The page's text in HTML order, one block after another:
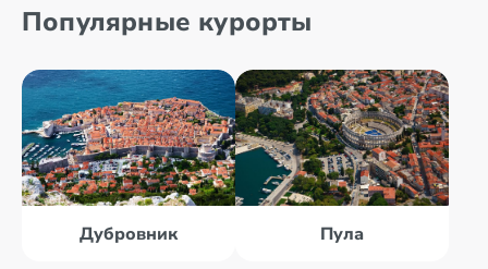
Популярные курорты
Дубровник Пула